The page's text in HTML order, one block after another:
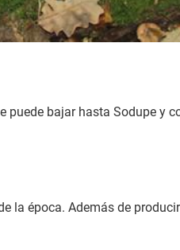
puede bajar hasta Sodupe y
la época. Además de